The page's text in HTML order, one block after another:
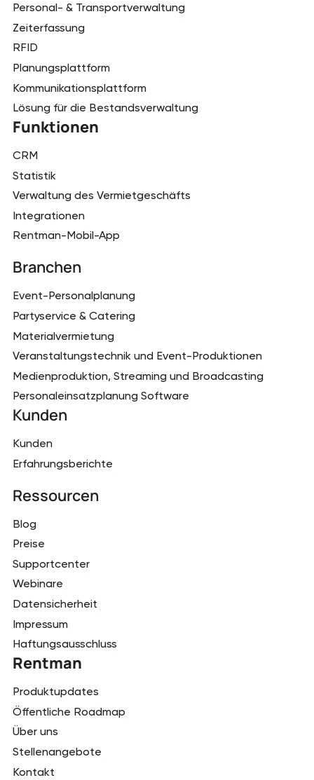
Personal- & Transportverwaltung
Zeiterfassung
RFID
Planungsplattform
Kommunikationsplattform
Lösung für die Bestandsverwaltung
Funktionen
CRM
Statistik
Verwaltung des Vermietgeschäfts
Integrationen
Rentman-Mobil-App
Branchen
Event-Personalplanung
Partyservice & Catering
Materialvermietung
Veranstaltungstechnik und Event-Produktionen
Medienproduktion, Streaming und Broadcasting
Personaleinsatzplanung Software
Kunden
Kunden
Erfahrungsberichte
Ressourcen
Blog
Preise
Supportcenter
Webinare
Datensicherheit
Impressum
Haftungsausschluss
Rentman
Produktupdates
Öffentliche Roadmap
Über uns
Stellenangebote
Kontakt